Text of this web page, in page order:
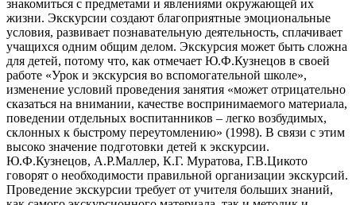
знакомиться с предметами и явлениями окружающей их
жизни. Экскурсии создают благоприятные эмоциональные
условия, развивает познавательную деятельность, сплачивает
учащихся одним общим делом. Экскурсия может быть сложна
для детей, потому что, как отмечает Ю.Ф.Кузнецов в своей
работе «Урок и экскурсия во вспомогательной школе»,
изменение условий проведения занятия «может отрицательно
сказаться на внимании, качестве воспринимаемого материала,
поведении отдельных воспитанников – легко возбудимых,
склонных к быстрому переутомлению» (1998). В связи с этим
высоко значение подготовки детей к экскурсии.
Ю.Ф.Кузнецов, А.Р.Маллер, К.Г. Муратова, Г.В.Цикото
говорят о необходимости правильной организации экскурсий.
Проведение экскурсии требует от учителя больших знаний,